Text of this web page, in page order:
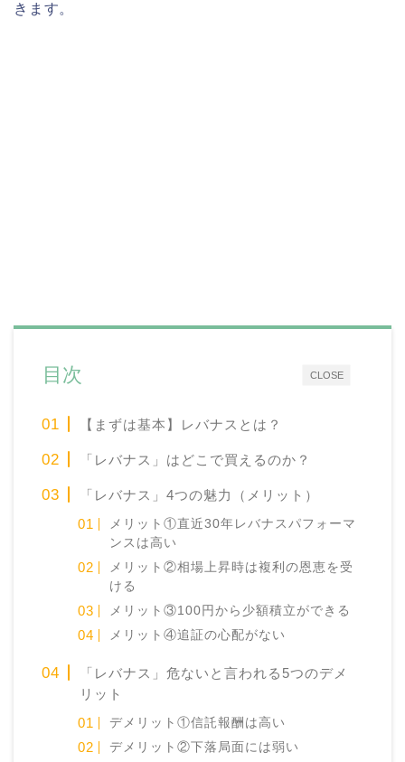
きます。
CLOSE
目次
【まずは基本】レバナスとは？
「レバナス」はどこで買えるのか？
「レバナス」4つの魅力（メリット）
メリット①直近30年レバナスパフォーマ
ンスは高い
メリット②相場上昇時は複利の恩恵を受
ける
メリット③100円から少額積立ができる
メリット④追証の心配がない
「レバナス」危ないと言われる5つのデメ
リット
デメリット①信託報酬は高い
デメリット②下落局面には弱い